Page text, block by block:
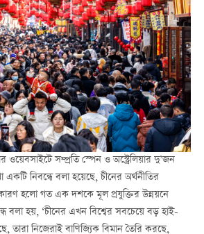
ওয়েবসাইটে সম্প্রতি স্পেন ও অস্ট্রেলিয়ার দু’জন
নিবন্ধে বলা হয়েছে, চীনের অর্থনীতির
কারণ হলো গত এক দশকে মূল প্রযুক্তির উন্নয়নে
বলা হয়, ‘চীনের এখন বিশ্বের সবচেয়ে বড় হাই-
তারা নিজেরাই বাণিজ্যিক বিমান তৈরি করছে,